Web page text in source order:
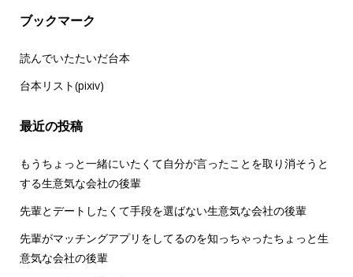
ブックマーク
読んでいたたいだ台本
台本リスト(pixiv)
最近の投稿
もうちょっと一緒にいたくて自分が言ったことを取り消そうと
する生意気な会社の後輩
先輩とデートしたくて手段を選ばない生意気な会社の後輩
先輩がマッチングアプリをしてるのを知っちゃったちょっと生
意気な会社の後輩